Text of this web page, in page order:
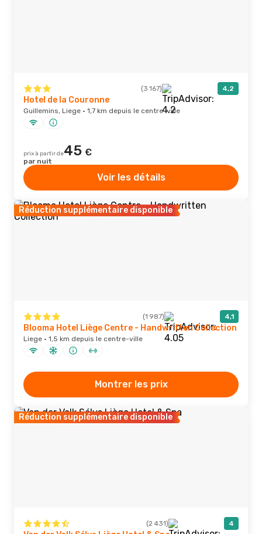
(3 167) 4,2
Hotel de la Couronne
Guillemins, Liege · 1,7 km depuis le centre-ville
prix à partir de45 €
par nuit
Voir les détails
Réduction supplémentaire disponible
(1 987) 4,1
Blooma Hotel Liège Centre - Handwritten Collection
Liege · 1,5 km depuis le centre-ville
Montrer les prix
Réduction supplémentaire disponible
(2 431) 4